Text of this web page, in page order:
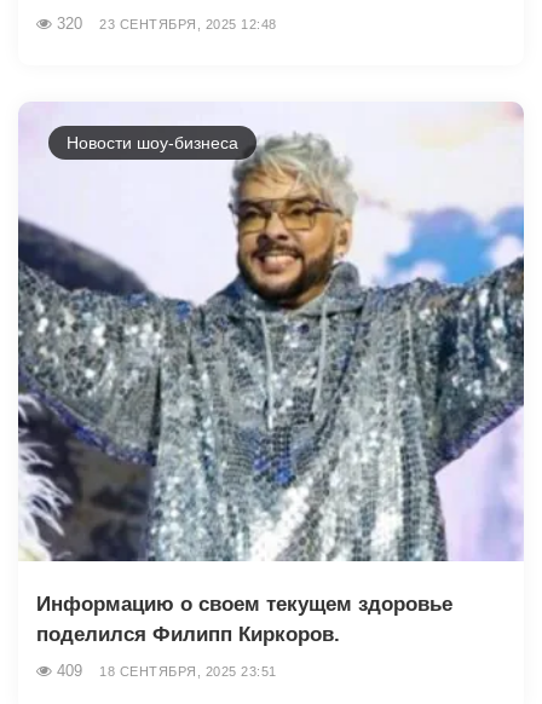
320 23 СЕНТЯБРЯ, 2025 12:48
Новости шоу-бизнеса
Информацию о своем текущем здоровье
поделился Филипп Киркоров.
409 18 СЕНТЯБРЯ, 2025 23:51